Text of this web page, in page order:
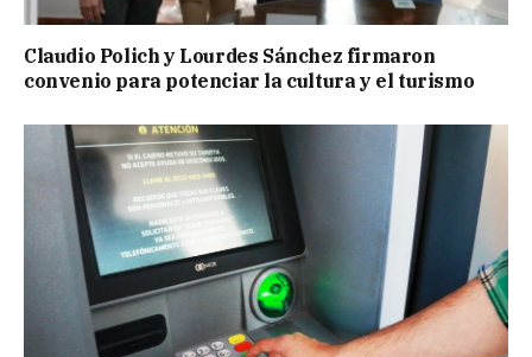
Claudio Polich y Lourdes Sánchez firmaron
convenio para potenciar la cultura y el turismo